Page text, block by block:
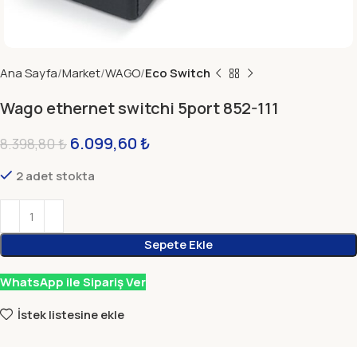
Ana Sayfa Market WAGO Eco Switch
Wago ethernet switchi 5port 852-111
8.398,80₺ 6.099,60₺
2 adet stokta
Sepete Ekle
WhatsApp ile Sipariş Ver
İstek listesine ekle